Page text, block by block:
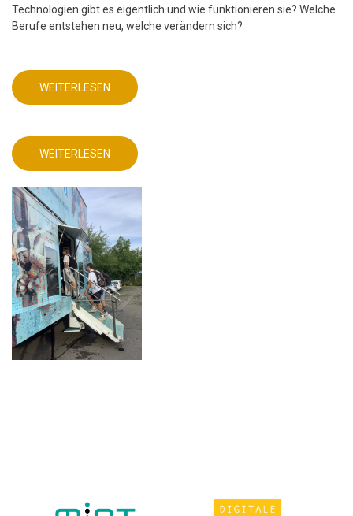
Technologien gibt es eigentlich und wie funktionieren sie? Welche
Berufe entstehen neu, welche verändern sich?
WEITERLESEN
ÜBER
MINT
FRIEDRICH-
ABEL-
GYMNASIUM
WEITERLESEN
ÜBER
MINT
SCHULE
ABEL-